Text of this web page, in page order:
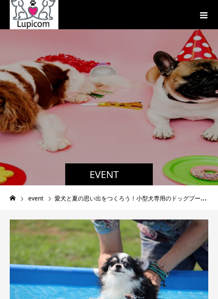
EVENT
event 愛犬と夏の思い出をつくろう！小型犬専用のドッグプール 8月1日スタート！